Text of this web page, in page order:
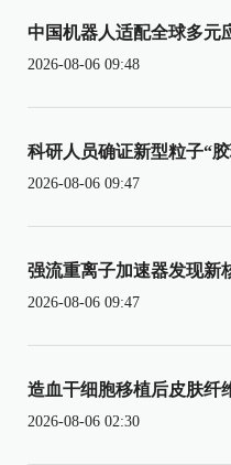
中国机器人适配全球多元
2026-08-06 09:48
科研人员确证新型粒子“
2026-08-06 09:47
强流重离子加速器发现新
2026-08-06 09:47
造血干细胞移植后皮肤纤
2026-08-06 02:30